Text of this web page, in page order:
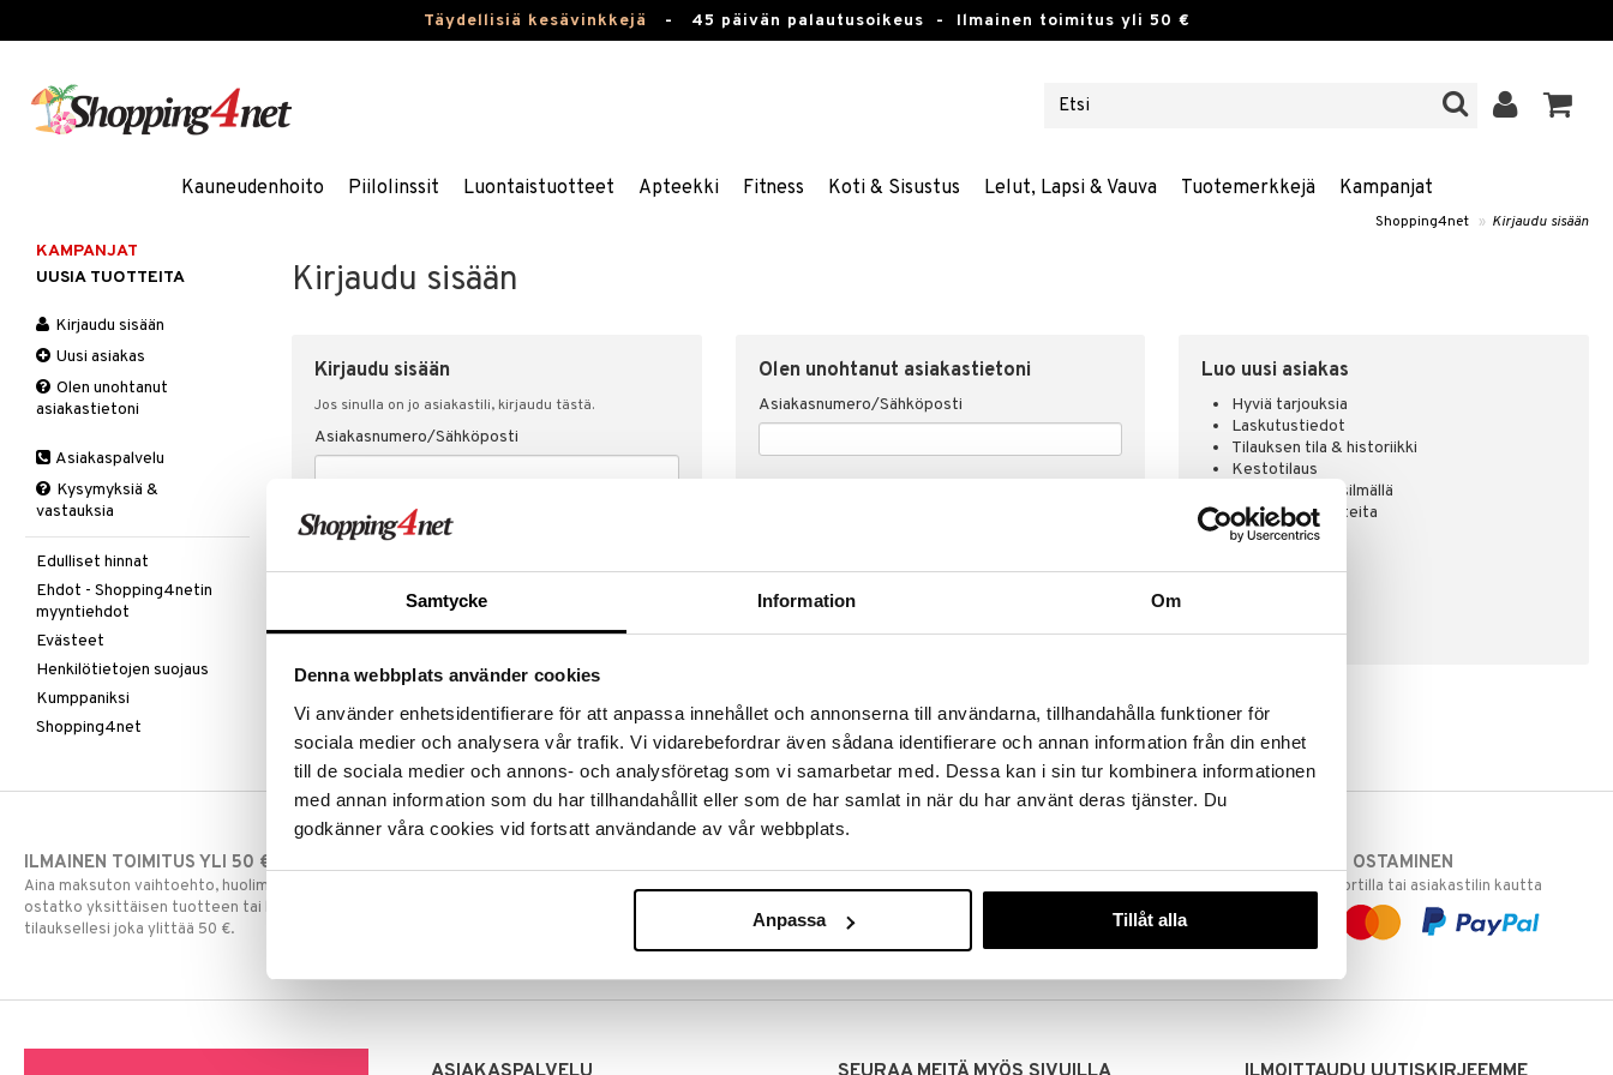
Samtycke Information Om
Denna webbplats använder cookies
Vi använder enhetsidentifierare för att anpassa innehållet och annonserna till användarna, tillhandahålla funktioner för
sociala medier och analysera vår trafik. Vi vidarebefordrar även sådana identifierare och annan information från din enhet
till de sociala medier och annons- och analysföretag som vi samarbetar med. Dessa kan i sin tur kombinera informationen
med annan information som du har tillhandahållit eller som de har samlat in när du har använt deras tjänster. Du
godkänner våra cookies vid fortsatt användande av vår webbplats.
Anpassa Tillåt alla
Täydellisiä kesävinkkejä - 45 päivän palautusoikeus - Ilmainen toimitus yli 50 €
Kauneudenhoito Piilolinssit Luontaistuotteet Apteekki Fitness Koti & Sisustus Lelut, Lapsi & Vauva Tuotemerkkejä Kampanjat
Shopping4net » Kirjaudu sisään
Kirjaudu sisään
Kirjaudu sisään
Jos sinulla on jo asiakastili, kirjaudu tästä.
Asiakasnumero/Sähköposti
Salasana
Olen unohtanut asiakastietoni
Asiakasnumero/Sähköposti
Luo uusi asiakas
Hyviä tarjouksia
Laskutustiedot
Tilauksen tila & historiikki
Kestotilaus
Pidä tuotteita silmällä
Arvostele tuotteita
Toivelistat
KAMPANJAT
UUSIA TUOTTEITA
Kirjaudu sisään
Uusi asiakas
Olen unohtanut
asiakastietoni
Asiakaspalvelu
Kysymyksiä &
vastauksia
Edulliset hinnat
Ehdot - Shopping4netin
myyntiehdot
Evästeet
Henkilötietojen suojaus
Kumppaniksi
Shopping4net
ILMAINEN TOIMITUS YLI 50 €
Aina maksuton vaihtoehto, huolimatta siitä
ostatko yksittäisen tuotteen tai koko
tilauksellesi joka ylittää 50 €.
Ennen kello 13.00 tehdyt tilaukset lähetetään
Ostamalla suuria eriä tuotteita varastoomme
voimme pitää hinnat alhaisina juuri Sinua varten!
Voit olla varma, että teet löytöjä sivuillamme.
TURVALLINEN OSTAMINEN
laskulla, pankkikortilla tai asiakastilin kautta